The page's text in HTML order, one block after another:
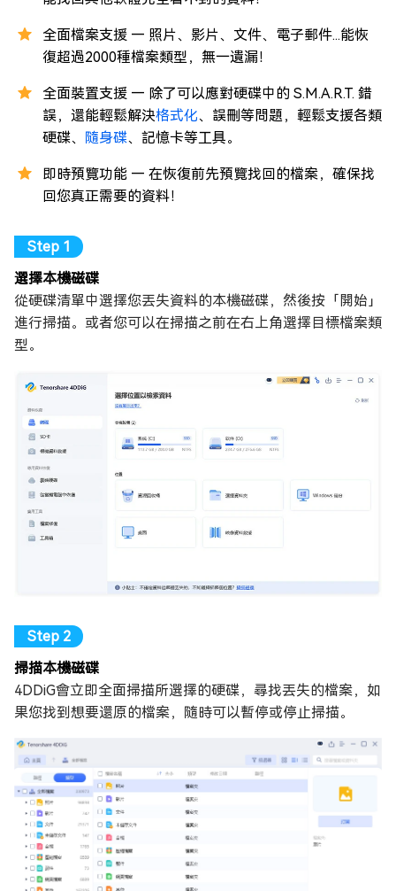
全面檔案支援 — 照片、影片、文件、電子郵件...能恢
復超過2000種檔案類型，無一遺漏！
全面裝置支援 — 除了可以應對硬碟中的 S.M.A.R.T. 錯
誤，還能輕鬆解決格式化、誤刪等問題，輕鬆支援各類
硬碟、 隨身碟、記憶卡等工具。
即時預覽功能 — 在恢復前先預覽找回的檔案，確保找
回您真正需要的資料！
選擇本機磁碟
從硬碟清單中選擇您丟失資料的本機磁碟，然後按「開始」
進行掃描。或者您可以在掃描之前在右上角選擇目標檔案類
型。
掃描本機磁碟
4DDiG會立即全面掃描所選擇的硬碟，尋找丟失的檔案，如
果您找到想要還原的檔案，隨時可以暫停或停止掃描。